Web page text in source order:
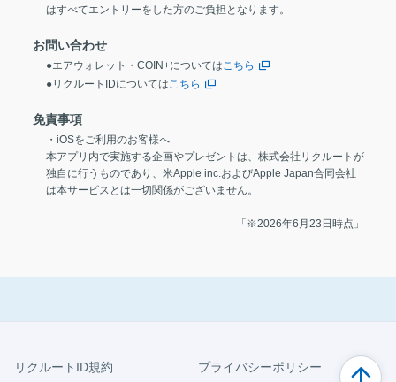
はすべてエントリーをした方のご負担となります。
お問い合わせ
●エアウォレット・COIN+についてはこちら
●リクルートIDについてはこちら
免責事項
・iOSをご利用のお客様へ
本アプリ内で実施する企画やプレゼントは、株式会社リクルートが
独自に行うものであり、米Apple inc.およびApple Japan合同会社
は本サービスとは一切関係がございません。
「※2026年6月23日時点」
リクルートID規約 プライバシーポリシー